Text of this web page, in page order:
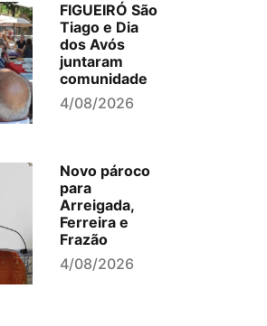
FIGUEIRÓ São
Tiago e Dia
dos Avós
juntaram
comunidade
4/08/2026
Novo pároco
para
Arreigada,
Ferreira e
Frazão
4/08/2026